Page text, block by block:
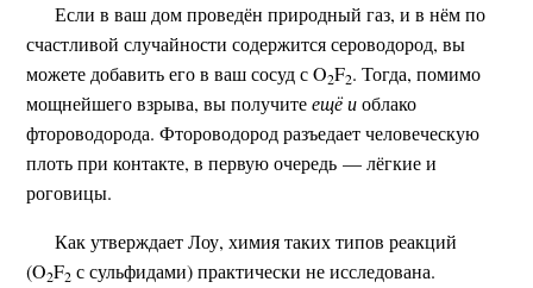
Если в ваш дом проведён природный газ, и в нём по
счастливой случайности содержится сероводород, вы
можете добавить его в ваш сосуд с O2F2. Тогда, помимо
мощнейшего взрыва, вы получитеещё иоблако
фтороводорода. Фтороводород разъедает человеческую
плоть при контакте, в первую очередь — лёгкие и
роговицы.
Как утверждает Лоу, химия таких типов реакций
(O2F2 с сульфидами) практически не исследована.